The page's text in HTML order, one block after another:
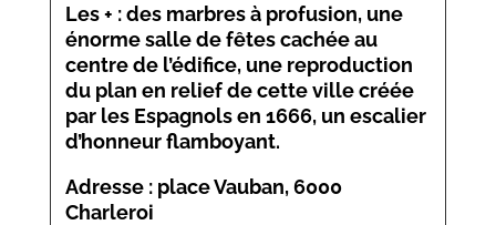
Les + : des marbres à profusion, une
énorme salle de fêtes cachée au
centre de l’édifice, une reproduction
du plan en relief de cette ville créée
par les Espagnols en 1666, un escalier
d’honneur flamboyant.
Adresse : place Vauban, 6000
Charleroi